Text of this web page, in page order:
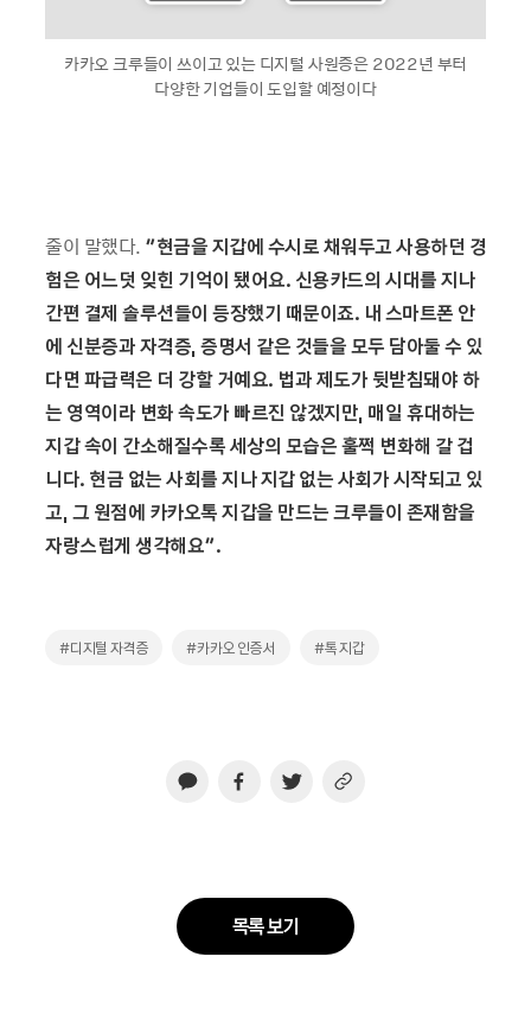
카카오 크루들이 쓰이고 있는 디지털 사원증은 2022년 부터
다양한 기업들이 도입할 예정이다
줄이 말했다. “현금을 지갑에 수시로 채워두고 사용하던 경
험은 어느덧 잊힌 기억이 됐어요. 신용카드의 시대를 지나
간편 결제 솔루션들이 등장했기 때문이죠. 내 스마트폰 안
에 신분증과 자격증, 증명서 같은 것들을 모두 담아둘 수 있
다면 파급력은 더 강할 거예요. 법과 제도가 뒷받침돼야 하
는 영역이라 변화 속도가 빠르진 않겠지만, 매일 휴대하는
지갑 속이 간소해질수록 세상의 모습은 훌쩍 변화해 갈 겁
니다. 현금 없는 사회를 지나 지갑 없는 사회가 시작되고 있
고, 그 원점에 카카오톡 지갑을 만드는 크루들이 존재함을
자랑스럽게 생각해요”.
#디지털 자격증 #카카오 인증서 #톡 지갑
목록 보기